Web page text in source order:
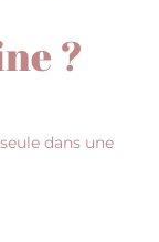
?
dans une